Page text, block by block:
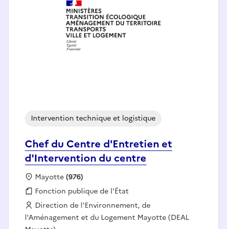
Chef du Centre d'Entretien et
d'Intervention du centre
Intervention technique et logistique
Localisation :
Mayotte(976)
Fonction publique :
Fonction publique de l'État
Employeur :
Direction de l'Environnement, de
l'Aménagement et du Logement Mayotte (DEAL